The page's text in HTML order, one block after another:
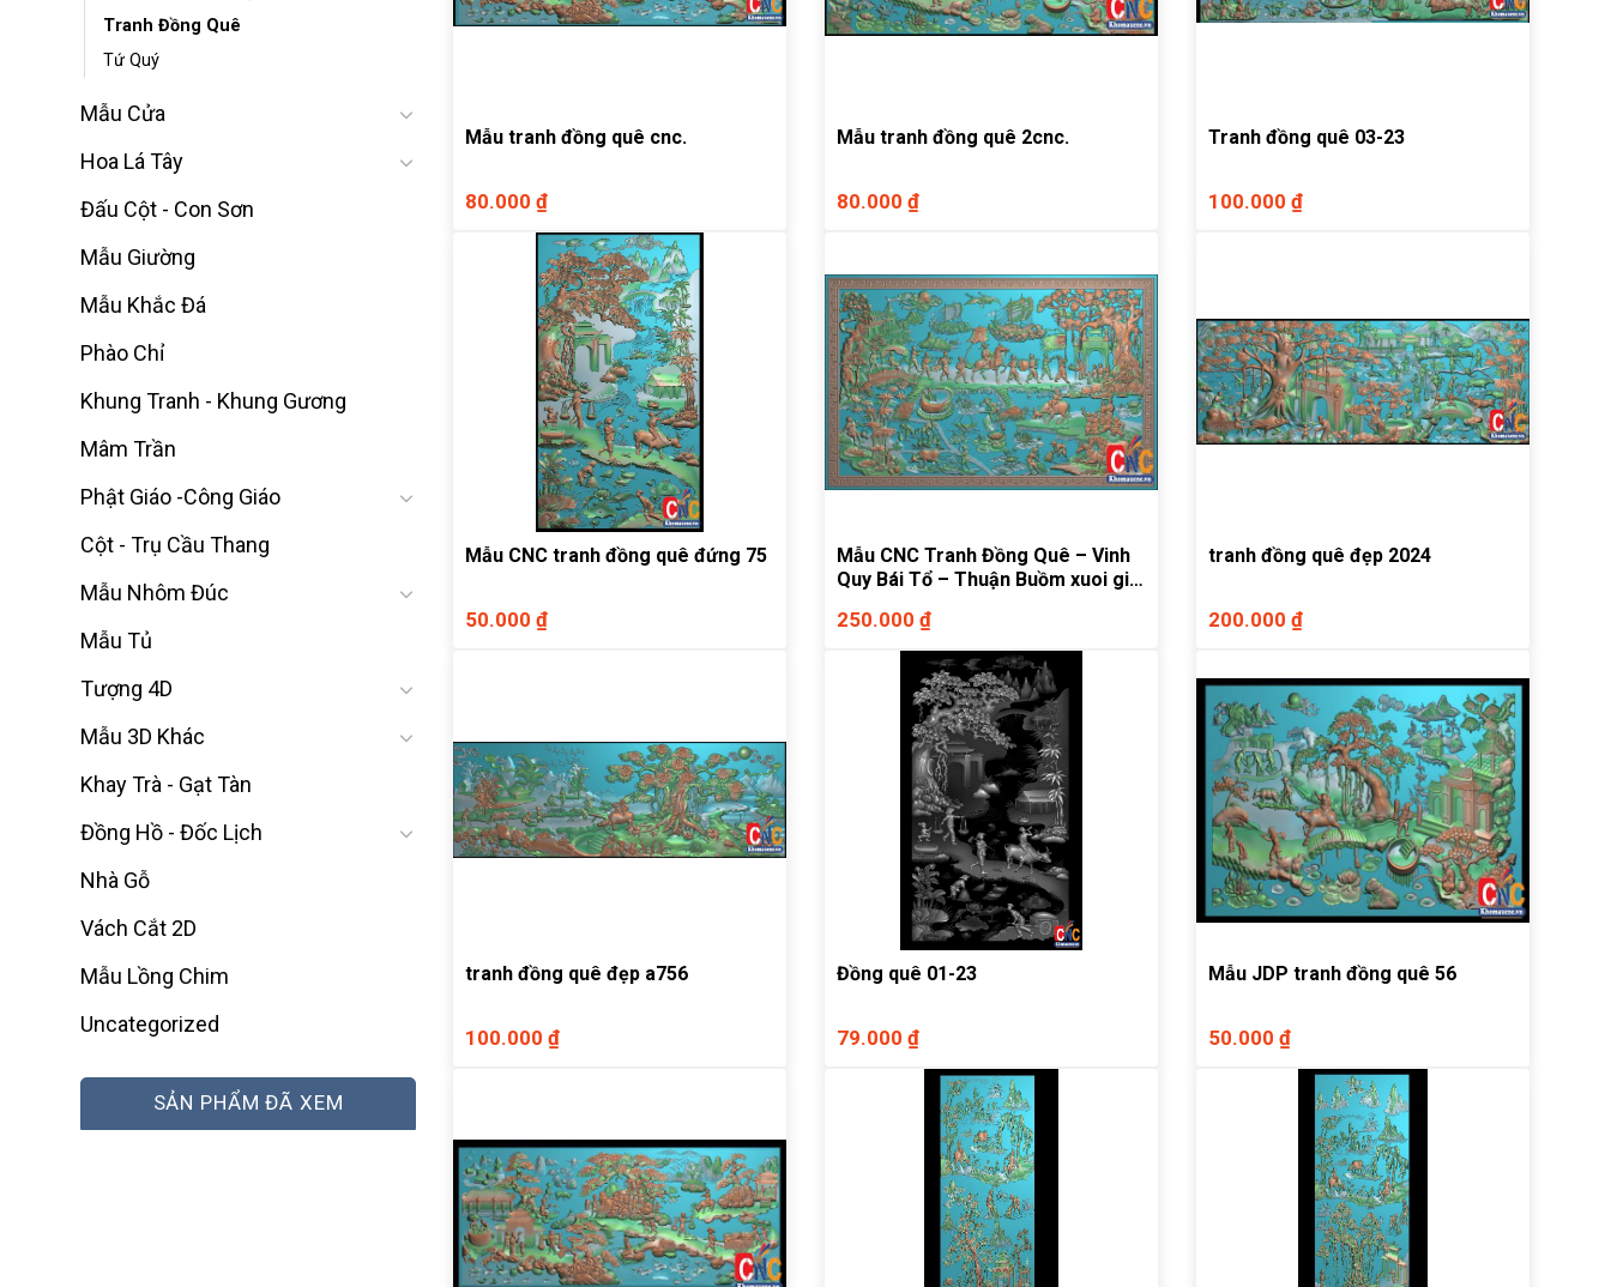
Tranh Đồng Quê
Tứ Quý
Mẫu Cửa
Hoa Lá Tây
Đấu Cột - Con Sơn
Mẫu Giường
Mẫu Khắc Đá
Phào Chỉ
Khung Tranh - Khung Gương
Mâm Trần
Phật Giáo -Công Giáo
Cột - Trụ Cầu Thang
Mẫu Nhôm Đúc
Mẫu Tủ
Tượng 4D
Mẫu 3D Khác
Khay Trà - Gạt Tàn
Đồng Hồ - Đốc Lịch
Nhà Gỗ
Vách Cắt 2D
Mẫu Lồng Chim
Uncategorized
SẢN PHẨM ĐÃ XEM
Mẫu tranh đồng quê cnc.
80.000 ₫
Mẫu tranh đồng quê 2cnc.
80.000 ₫
Tranh đồng quê 03-23
100.000 ₫
Mẫu CNC tranh đồng quê đứng 75
50.000 ₫
Mẫu CNC Tranh Đồng Quê – Vinh
Quy Bái Tổ – Thuận Buồm xuoi gió
250.000 ₫
tranh đồng quê đẹp 2024
200.000 ₫
tranh đồng quê đẹp a756
100.000 ₫
Đồng quê 01-23
79.000 ₫
Mẫu JDP tranh đồng quê 56
50.000 ₫